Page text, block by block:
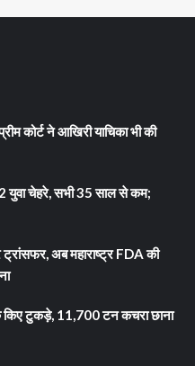
कोर्ट ने आखिरी याचिका भी की
युवा चेहरे, सभी 35 साल से कम;
ट्रांसफर, अब महाराष्ट्र FDA की
किए टुकड़े, 11,700 टन कचरा छाना